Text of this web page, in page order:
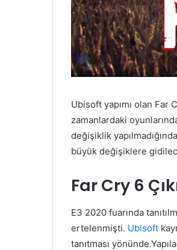
Ubisoft yapımı olan
zamanlardaki
değişiklik
büyük değişiklere
Far Cry 6
E3 2020 fuarında
ertelenmişti. Ubisoft
tanıtması